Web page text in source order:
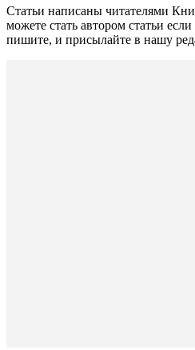
Статьи написаны читателями
можете стать автором статьи
пишите, и присылайте в нашу